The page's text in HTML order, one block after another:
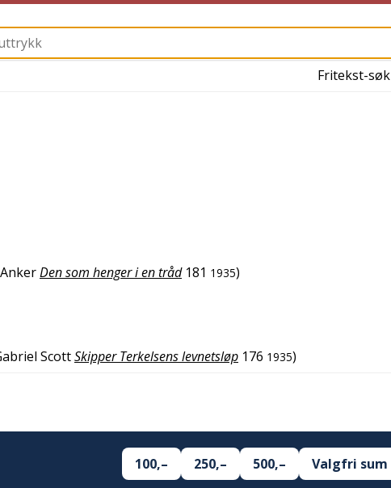
Fritekst-søk
Den som henger i en tråd 181 1935)
ScottSkipper Terkelsens levnetsløp 176 1935)
100,– 250,– 500,– Valgfri sum